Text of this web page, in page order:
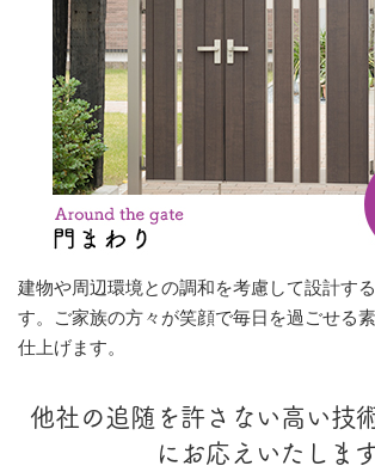
建物や周辺環境との調和を考慮して設計す
す。ご家族の方々が笑顔で毎日を過ごせる
仕上げます。
他社の追随を許さない高い技
にお応えいたしま